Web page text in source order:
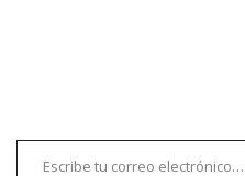
Escribe tu correo electrónico…